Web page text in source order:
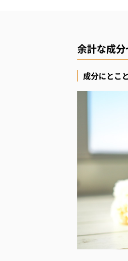
余計な成
成分にとこ